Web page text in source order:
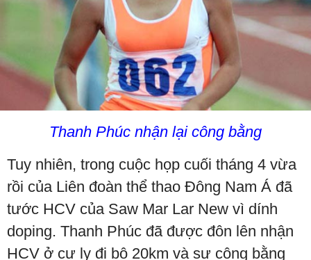
Thanh Phúc nhận lại công bằng
Tuy nhiên, trong cuộc họp cuối tháng 4 vừa
rồi của Liên đoàn thể thao Đông Nam Á đã
tước HCV của Saw Mar Lar New vì dính
doping. Thanh Phúc đã được đôn lên nhận
HCV ở cự ly đi bộ 20km và sự công bằng